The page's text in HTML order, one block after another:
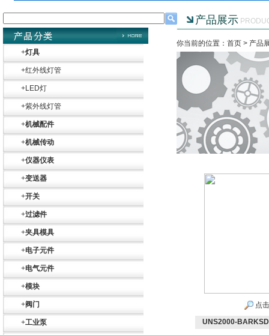
+灯具
+红外线灯管
+LED灯
+紫外线灯管
+机械配件
+机械传动
+仪器仪表
+变送器
+开关
+过滤件
+夹具模具
+电子元件
+电气元件
+模块
+阀门
+工业泵
产品展示
你当前的位置：首页 > 产品
点
UNS2000-